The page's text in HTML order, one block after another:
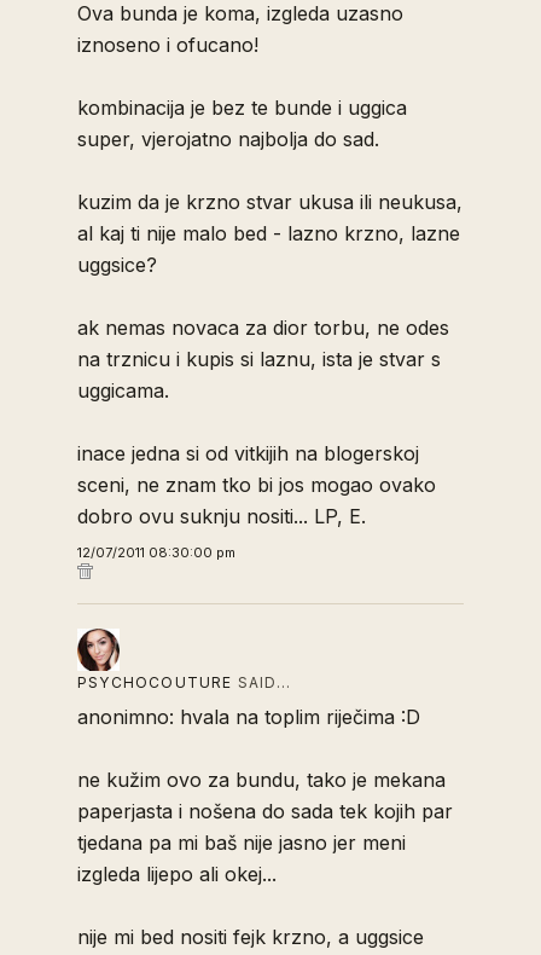
Ova bunda je koma, izgleda uzasno
iznoseno i ofucano!
kombinacija je bez te bunde i uggica
super, vjerojatno najbolja do sad.
kuzim da je krzno stvar ukusa ili neukusa,
al kaj ti nije malo bed - lazno krzno, lazne
uggsice?
ak nemas novaca za dior torbu, ne odes
na trznicu i kupis si laznu, ista je stvar s
uggicama.
inace jedna si od vitkijih na blogerskoj
sceni, ne znam tko bi jos mogao ovako
dobro ovu suknju nositi... LP, E.
12/07/2011 08:30:00 pm
PSYCHOCOUTURE SAID…
anonimno: hvala na toplim riječima :D
ne kužim ovo za bundu, tako je mekana
paperjasta i nošena do sada tek kojih par
tjedana pa mi baš nije jasno jer meni
izgleda lijepo ali okej...
nije mi bed nositi fejk krzno, a uggsice